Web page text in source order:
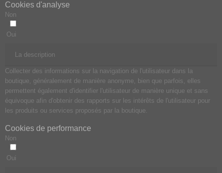
Cookies d'analyse
Non
Oui
La description
Collecter des informations sur la navigation de l'utilisateur dans la
boutique, généralement de manière anonyme, bien que parfois, elles
permettent également d'identifier l'utilisateur de manière unique et sans
équivoque afin d'obtenir des rapports sur les intérêts de l'utilisateur pour
les produits ou services proposés par la boutique.
Cookies de performance
Non
Oui